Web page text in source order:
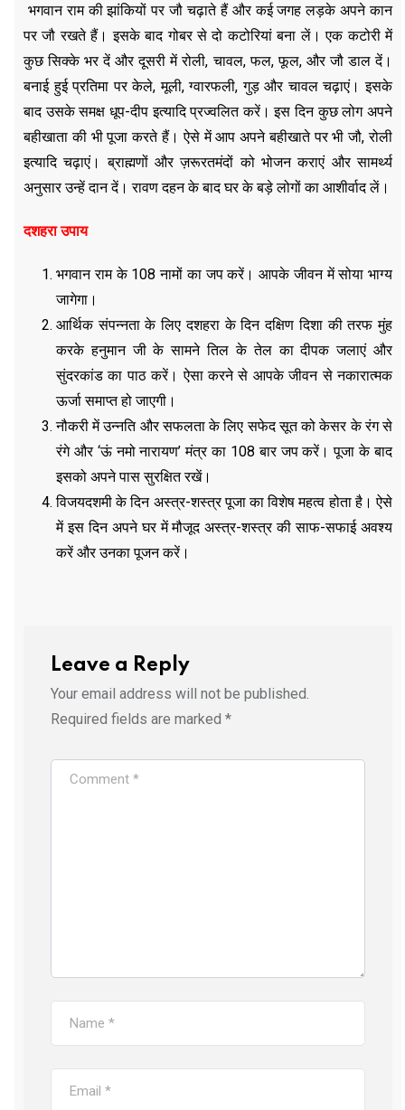
भगवान राम की झांकियों पर जौ चढ़ाते हैं और कई जगह लड़के अपने कान
पर जौ रखते हैं। इसके बाद गोबर से दो कटोरियां बना लें। एक कटोरी में
कुछ सिक्के भर दें और दूसरी में रोली, चावल, फल, फूल, और जौ डाल दें।
बनाई हुई प्रतिमा पर केले, मूली, ग्वारफली, गुड़ और चावल चढ़ाएं। इसके
बाद उसके समक्ष धूप-दीप इत्यादि प्रज्वलित करें। इस दिन कुछ लोग अपने
बहीखाता की भी पूजा करते हैं। ऐसे में आप अपने बहीखाते पर भी जौ, रोली
इत्यादि चढ़ाएं। ब्राह्मणों और ज़रूरतमंदों को भोजन कराएं और सामर्थ्य
अनुसार उन्हें दान दें। रावण दहन के बाद घर के बड़े लोगों का आशीर्वाद लें।
दशहरा उपाय
भगवान राम के 108 नामों का जप करें। आपके जीवन में सोया भाग्य
जागेगा।
आर्थिक संपन्नता के लिए दशहरा के दिन दक्षिण दिशा की तरफ मुंह
करके हनुमान जी के सामने तिल के तेल का दीपक जलाएं और
सुंदरकांड का पाठ करें। ऐसा करने से आपके जीवन से नकारात्मक
ऊर्जा समाप्त हो जाएगी।
नौकरी में उन्नति और सफलता के लिए सफेद सूत को केसर के रंग से
रंगे और ‘ऊं नमो नारायण’ मंत्र का 108 बार जप करें। पूजा के बाद
इसको अपने पास सुरक्षित रखें।
विजयदशमी के दिन अस्त्र-शस्त्र पूजा का विशेष महत्व होता है। ऐसे
में इस दिन अपने घर में मौजूद अस्त्र-शस्त्र की साफ-सफाई अवश्य
करें और उनका पूजन करें।
Leave a Reply
Your email address will not be published.
Required fields are marked *